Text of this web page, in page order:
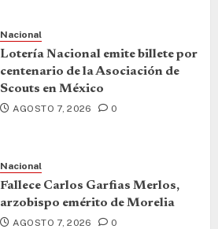
Nacional
Lotería Nacional emite billete por
centenario de la Asociación de
Scouts en México
AGOSTO 7, 2026 0
Nacional
Fallece Carlos Garfias Merlos,
arzobispo emérito de Morelia
AGOSTO 7, 2026 0